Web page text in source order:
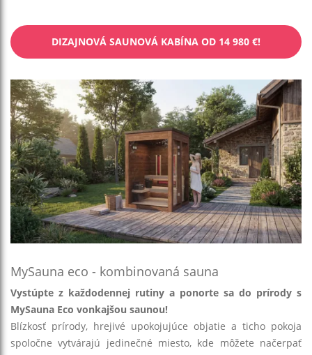
DIZAJNOVÁ SAUNOVÁ KABÍNA OD 14 980 €!
MySauna eco - kombinovaná sauna
Vystúpte z každodennej rutiny a ponorte sa do prírody s
MySauna Eco vonkajšou saunou!
Blízkosť prírody, hrejivé upokojujúce objatie a ticho pokoja
spoločne vytvárajú jedinečné miesto, kde môžete načerpať